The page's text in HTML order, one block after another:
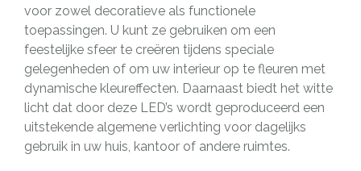
voor zowel decoratieve als functionele
toepassingen. U kunt ze gebruiken om een
feestelijke sfeer te creëren tijdens speciale
gelegenheden of om uw interieur op te fleuren met
dynamische kleureffecten. Daarnaast biedt het witte
licht dat door deze LED’s wordt geproduceerd een
uitstekende algemene verlichting voor dagelijks
gebruik in uw huis, kantoor of andere ruimtes.